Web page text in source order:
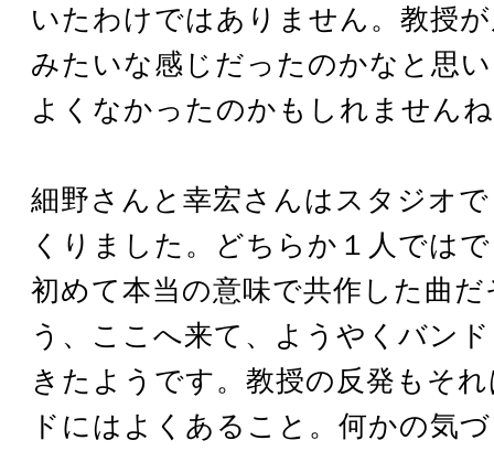
いたわけではありません。教授
みたいな感じだったのかなと思
よくなかったのかもしれません
細野さんと幸宏さんはスタジオ
くりました。どちらか１人では
初めて本当の意味で共作した曲
う、ここへ来て、ようやくバン
きたようです。教授の反発もそ
ドにはよくあること。何かの気